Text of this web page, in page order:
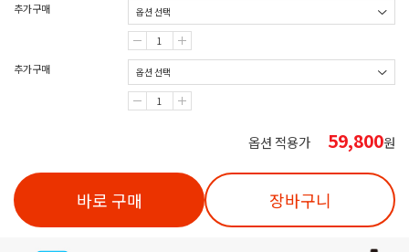
추가구매
추가구매
옵션 적용가 59,800원
바로 구매 장바구니